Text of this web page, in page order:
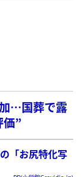
…国葬で露
価”
「お尻特化写